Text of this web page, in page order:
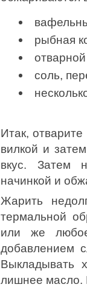
рыбная
соль,
Итак,
вилкой и
вкус. Затем
начинкой и
Жарить
термальной
или же
добавлением
Выкладывать
лишнее масло.